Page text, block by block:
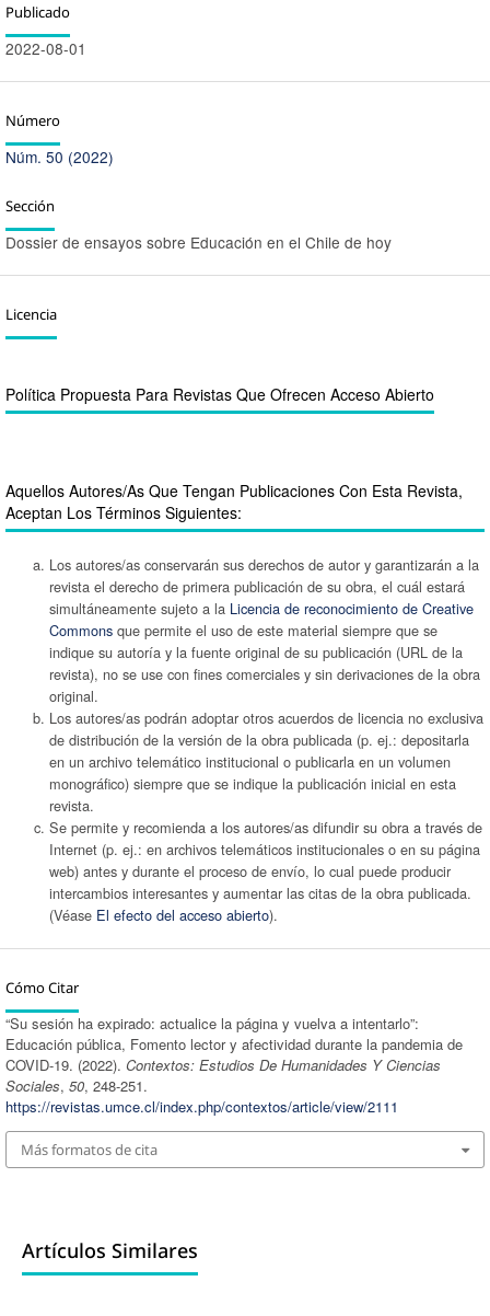
Publicado
2022-08-01
Número
Núm. 50 (2022)
Sección
Dossier de ensayos sobre Educación en el Chile de hoy
Licencia
Política Propuesta Para Revistas Que Ofrecen Acceso Abierto
Aquellos Autores/as Que Tengan Publicaciones Con Esta Revista,
Aceptan Los Términos Siguientes:
Los autores/as conservarán sus derechos de autor y garantizarán a la
revista el derecho de primera publicación de su obra, el cuál estará
simultáneamente sujeto a la Licencia de reconocimiento de Creative
Commonsque permite el uso de este material siempre que se
indique su autoría y la fuente original de su publicación (URL de la
revista), no se use con fines comerciales y sin derivaciones de la obra
original.
Los autores/as podrán adoptar otros acuerdos de licencia no exclusiva
de distribución de la versión de la obra publicada (p. ej.: depositarla
en un archivo telemático institucional o publicarla en un volumen
monográfico) siempre que se indique la publicación inicial en esta
revista.
Se permite y recomienda a los autores/as difundir su obra a través de
Internet (p. ej.: en archivos telemáticos institucionales o en su página
web) antes y durante el proceso de envío, lo cual puede producir
intercambios interesantes y aumentar las citas de la obra publicada.
(Véase El efecto del acceso abierto).
Cómo Citar
“Su sesión ha expirado: actualice la página y vuelva a intentarlo”:
Educación pública, Fomento lector y afectividad durante la pandemia de
COVID-19. (2022). Contextos: Estudios De Humanidades Y Ciencias
Sociales, 50, 248-251.
https://revistas.umce.cl/index.php/contextos/article/view/2111
Más formatos de cita
Artículos Similares